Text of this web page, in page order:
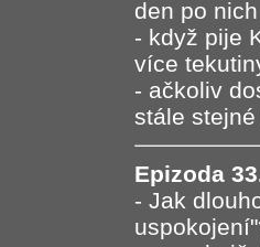
den po
- když pije
více
- ačkoliv
stále
Epizoda
- Jak